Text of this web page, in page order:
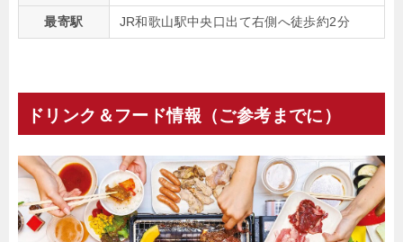
最寄駅 JR和歌山駅中央口出て右側へ徒歩約2分
ドリンク＆フード情報（ご参考までに）